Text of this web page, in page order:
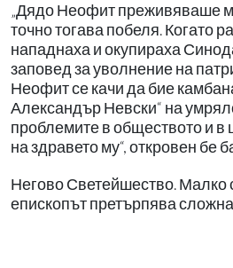
„Дядо Неофит преживяваше
точно тогава побеля. Когато
нападнаха и окупираха
заповед за уволнение на
Неофит се качи да бие
Александър Невски“ на
проблемите в обществото и в
на здравето му“, откровен бе
Негово Светейшество. Малко
епископът претърпява